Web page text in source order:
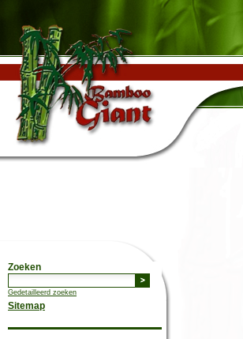
Zoeken
Gedetailleerd zoeken
Sitemap